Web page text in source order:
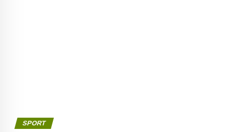
SPORT